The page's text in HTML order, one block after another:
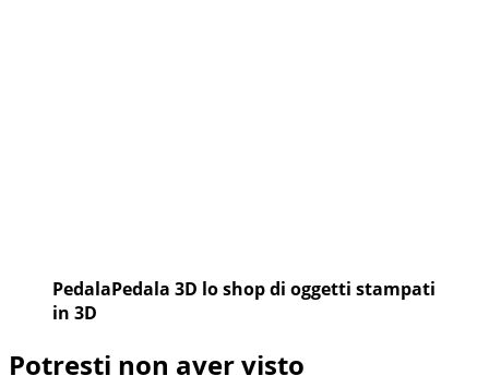
PedalaPedala 3D lo shop di oggetti stampati
in 3D
Potresti non aver visto